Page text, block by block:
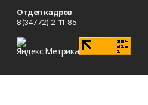
Отдел кадров
8(34772) 2-11-85